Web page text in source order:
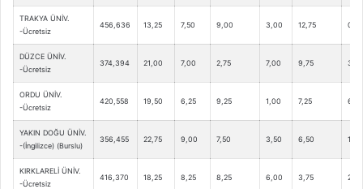
TRAKYA ÜNİV.
-Ücretsiz
456,636 13,25 7,50 9,00 3,00 12,75 0,50
DÜZCE ÜNİV.
-Ücretsiz
374,394 21,00 7,00 2,75 7,00 9,75 3,50
ORDU ÜNİV.
-Ücretsiz
420,558 19,50 6,25 9,25 1,00 7,25
YAKIN DOĞU ÜNİV.
-(İngilizce) (Burslu)
356,455 22,75 9,00 7,50 3,50 6,50 1,75
KIRKLARELİ ÜNİV.
-Ücretsiz
416,370 18,25 8,25 8,25 6,00 3,75 2,25